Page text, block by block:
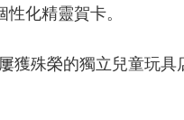
化精靈賀卡。
屢獲殊榮的獨立兒童玩